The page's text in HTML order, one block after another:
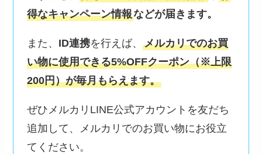
得なキャンペーン情報などが届きます。
また、 ID連携を行えば、 メルカリでのお買
い物に使用できる5%OFFクーポン（※上限
200円）が毎月もらえます。
ぜひメルカリLINE公式アカウントを友だち
追加して、メルカリでのお買い物にお役立
てください。